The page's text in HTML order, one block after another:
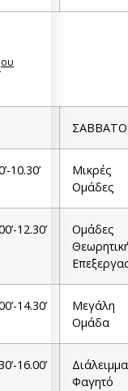
ου
ΣΑΒΒΑΤΟ
10.30’
Μικρές
Ομάδες
12.30’
Ομάδες
14.30’
Μεγάλη
Ομάδα
16.00’
Διάλειμμα
Φαγητό